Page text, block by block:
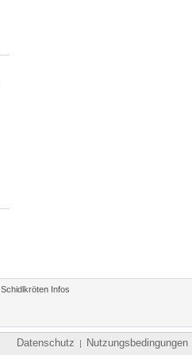
Schidlkröten Infos
Datenschutz | Nutzungsbedingungen